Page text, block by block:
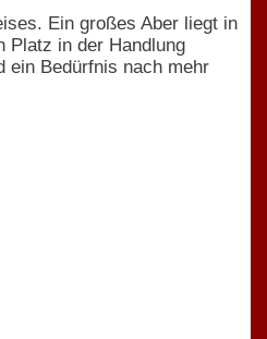
Ein großes Aber liegt in
Platz in der Handlung
ein Bedürfnis nach mehr